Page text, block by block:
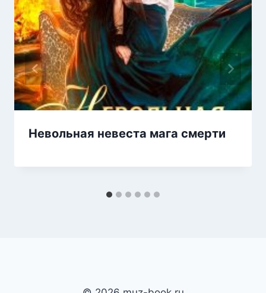
Невольная невеста мага смерти